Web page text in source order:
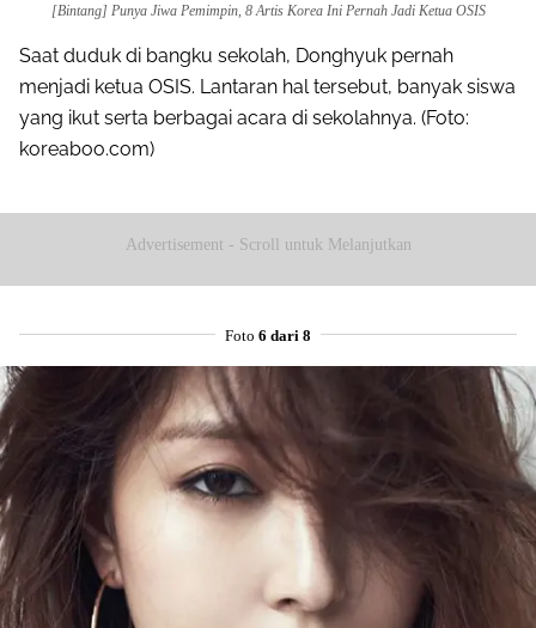
[Bintang] Punya Jiwa Pemimpin, 8 Artis Korea Ini Pernah Jadi Ketua OSIS
Saat duduk di bangku sekolah, Donghyuk pernah
menjadi ketua OSIS. Lantaran hal tersebut, banyak siswa
yang ikut serta berbagai acara di sekolahnya. (Foto:
koreaboo.com)
Advertisement - Scroll untuk Melanjutkan
Foto 6 dari 8